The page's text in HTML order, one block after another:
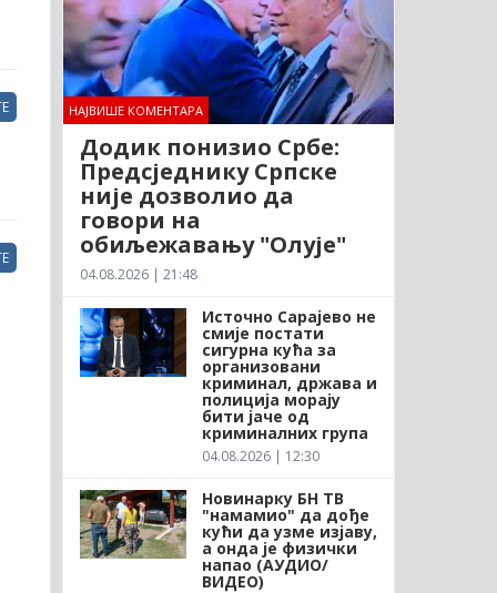
НАЈВИШЕ КОМЕНТАРА
Додик понизио Србе:
Предсједнику Српске
није дозволио да
говори на
обиљежавању "Олује"
04.08.2026 | 21:48
Источно Сарајево не
смије постати
сигурна кућа за
организовани
криминал, држава и
полиција морају
бити јаче од
криминалних група
04.08.2026 | 12:30
Новинарку БН ТВ
"намамио" да дође
кући да узме изјаву,
а онда је физички
напао (АУДИО/
ВИДЕО)